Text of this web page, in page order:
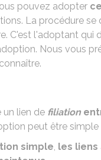
pouvez adopter
La procédure se
C'est l'adoptant qui
Nous vous
un lien de filiation
peut être simple
simple, les liens